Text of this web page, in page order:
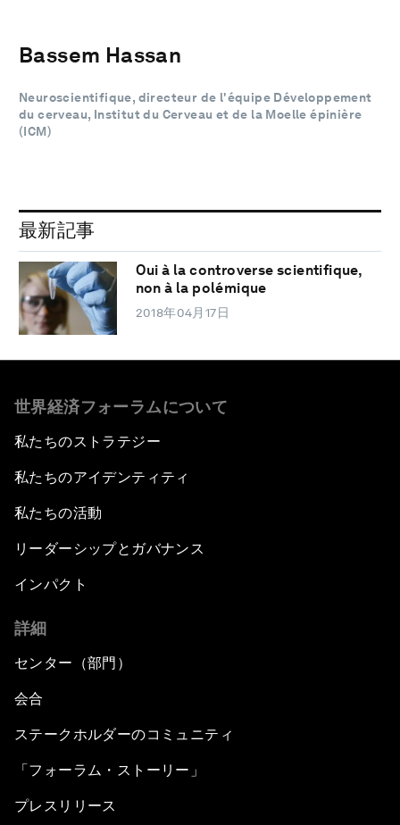
Bassem Hassan
Neuroscientifique, directeur de l'équipe Développement
du cerveau, Institut du Cerveau et de la Moelle épinière
(ICM)
最新記事
Oui à la controverse scientifique,
non à la polémique
2018年04月17日
世界経済フォーラムについて
私たちのストラテジー
私たちのアイデンティティ
私たちの活動
リーダーシップとガバナンス
インパクト
詳細
センター（部門）
会合
ステークホルダーのコミュニティ
「フォーラム・ストーリー」
プレスリリース